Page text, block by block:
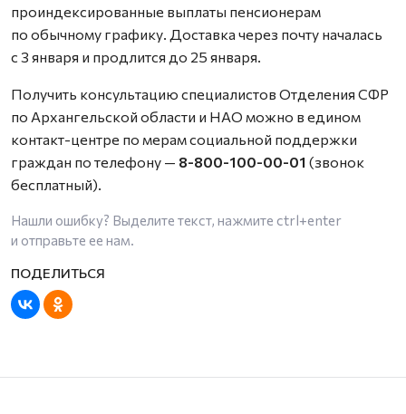
проиндексированные выплаты пенсионерам
по обычному графику. Доставка через почту началась
с 3 января и продлится до 25 января.
Получить консультацию специалистов Отделения СФР
по Архангельской области и НАО можно в едином
контакт-центре по мерам социальной поддержки
граждан по телефону — 8-800-100-00-01 (звонок
бесплатный).
Нашли ошибку? Выделите текст, нажмите ctrl+enter
и отправьте ее нам.